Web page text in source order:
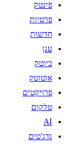
פינטק
פרטיות
חדשות
ענן
ביוטק
אוטוטק
פרויקטים
טלקום
AI
גדג'טים